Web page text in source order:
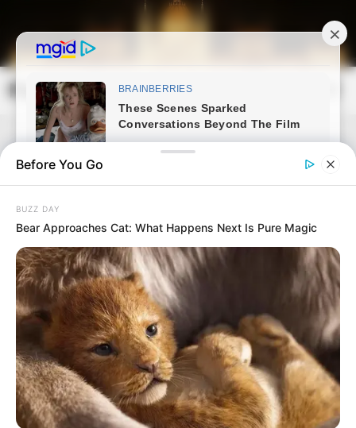
content
Magyarország Kincsei
Before You Go
BUZZ DAY
Bear Approaches Cat: What Happens Next Is Pure Magic